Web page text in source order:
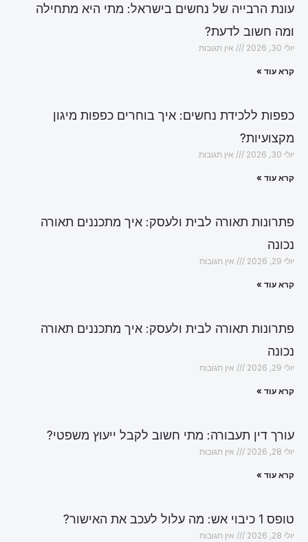
עונת הרבייה של נחשים בישראל: מתי היא מתחילה
ומה חשוב לדעת?
יולי 30, 2026 אין תגובות
קרא עוד »
כפפות ללכידת נחשים: איך בוחרים כפפות מיגון
מקצועיות?
יולי 30, 2026 אין תגובות
קרא עוד »
פתרונות תאורה לבית ולעסק: איך מתכננים תאורה
נכונה
יולי 29, 2026 אין תגובות
קרא עוד »
פתרונות תאורה לבית ולעסק: איך מתכננים תאורה
נכונה
יולי 29, 2026 אין תגובות
קרא עוד »
עורך דין תעבורה: מתי חשוב לקבל ייעוץ משפטי?
יולי 28, 2026 אין תגובות
קרא עוד »
טופס 1 כיבוי אש: מה עלול לעכב את האישור?
יולי 28, 2026 אין תגובות